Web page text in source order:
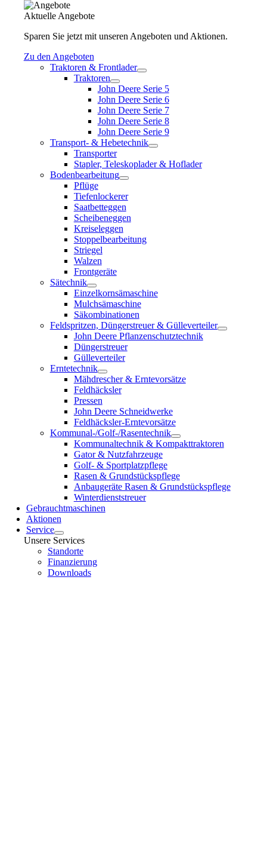
Aktuelle Angebote
Sparen Sie jetzt mit unseren Angeboten und Aktionen.
Zu den Angeboten
Traktoren & Frontlader
Traktoren
John Deere Serie 5
John Deere Serie 6
John Deere Serie 7
John Deere Serie 8
John Deere Serie 9
Transport- & Hebetechnik
Transporter
Stapler, Teleskoplader & Hoflader
Bodenbearbeitung
Pflüge
Tiefenlockerer
Saatbetteggen
Scheibeneggen
Kreiseleggen
Stoppelbearbeitung
Striegel
Walzen
Frontgeräte
Sätechnik
Einzelkornsämaschine
Mulchsämaschine
Säkombinationen
Feldspritzen, Düngerstreuer & Gülleverteiler
John Deere Pflanzenschutztechnik
Düngerstreuer
Gülleverteiler
Erntetechnik
Mähdrescher & Erntevorsätze
Feldhäcksler
Pressen
John Deere Schneidwerke
Feldhäcksler-Erntevorsätze
Kommunal-/Golf-/Rasentechnik
Kommunaltechnik & Kompakttraktoren
Gator & Nutzfahrzeuge
Golf- & Sportplatzpflege
Rasen & Grundstückspflege
Anbaugeräte Rasen & Grundstückspflege
Winterdienststreuer
Gebrauchtmaschinen
Aktionen
Service
Unsere Services
Standorte
Finanzierung
Downloads